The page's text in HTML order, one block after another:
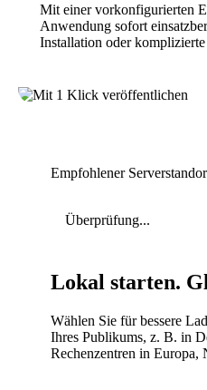
Mit einer vorkonfigurierten
Anwendung sofort
Installation oder
Empfohlener
Überprüfung...
Lokal starten.
Wählen Sie für bessere
Ihres Publikums, z. B. in
Rechenzentren in Europa,